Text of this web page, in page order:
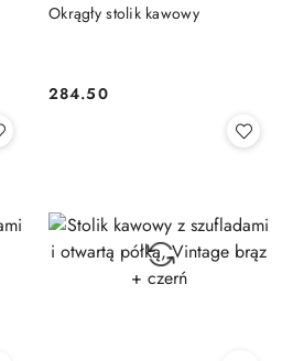
Okrągły stolik kawowy
Cena:
284.50